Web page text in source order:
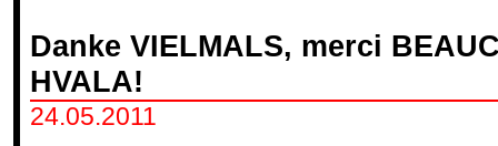
Danke VIELMALS, merci
HVALA!
24.05.2011